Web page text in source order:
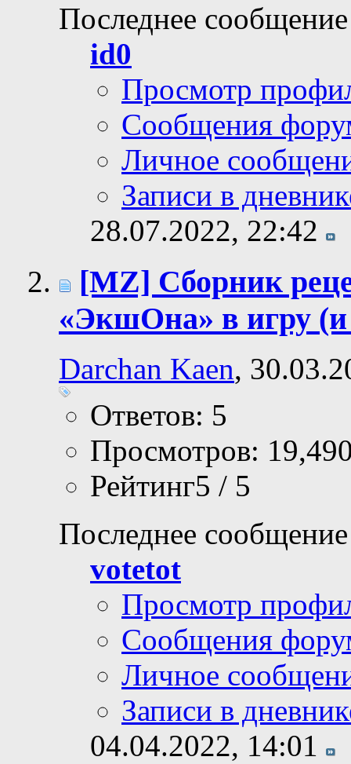
Последнее
id0
Просмотр
Сообщения
Личное
Записи в
28.07.2022, 22:42
[MZ] Сборник
«ЭкшОна» в игру
Darchan Kaen,
Ответов: 5
Просмотров:
Рейтинг5 / 5
Последнее
votetot
Просмотр
Сообщения
Личное
Записи в
04.04.2022, 14:01